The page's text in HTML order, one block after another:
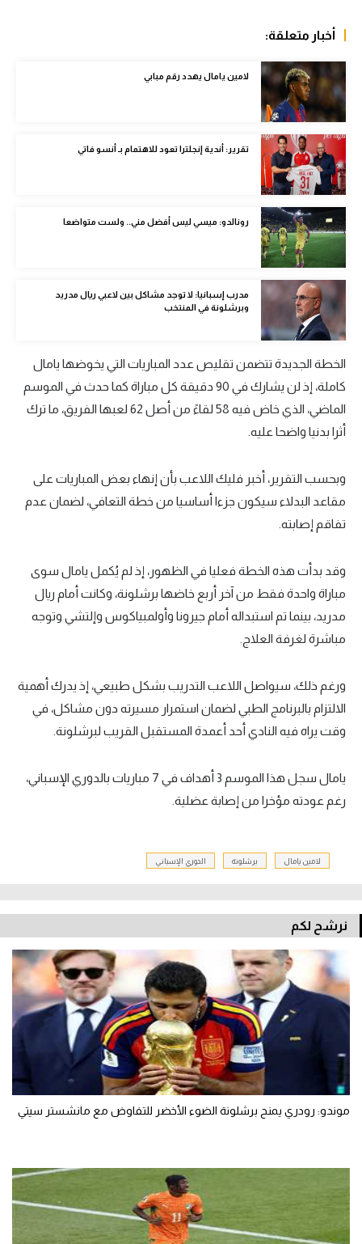
أقسام خاصة
ميركاتو
تحقيق في الجول
تقرير في الجول
تحليل في الجول
حكايات في الجول
كويز في الجول
أخبار متعلقة:
لامين يامال يهدد رقم مبابي
تقرير: أندية إنجلترا تعود للاهتمام بـ أنسو فاتي
رونالدو: ميسي ليس أفضل مني.. ولست متواضعا
مدرب إسبانيا: لا توجد مشاكل بين لاعبي ريال مدريد
وبرشلونة في المنتخب
الخطة الجديدة تتضمن تقليص عدد المباريات التي يخوضها يامال
كاملة، إذ لن يشارك في 90 دقيقة كل مباراة كما حدث في الموسم
الماضي، الذي خاض فيه 58 لقاءً من أصل 62 لعبها الفريق، ما ترك
أثرا بدنيا واضحا عليه.
وبحسب التقرير، أخبر فليك اللاعب بأن إنهاء بعض المباريات على
مقاعد البدلاء سيكون جزءا أساسيا من خطة التعافي، لضمان عدم
تفاقم إصابته.
وقد بدأت هذه الخطة فعليا في الظهور، إذ لم يُكمل يامال سوى
مباراة واحدة فقط من آخر أربع خاضها برشلونة، وكانت أمام ريال
مدريد، بينما تم استبداله أمام جيرونا وأولمبياكوس وإلتشي وتوجه
مباشرة لغرفة العلاج.
ورغم ذلك، سيواصل اللاعب التدريب بشكل طبيعي، إذ يدرك أهمية
الالتزام بالبرنامج الطبي لضمان استمرار مسيرته دون مشاكل، في
وقت يراه فيه النادي أحد أعمدة المستقبل القريب لبرشلونة.
يامال سجل هذا الموسم 3 أهداف في 7 مباريات بالدوري الإسباني،
رغم عودته مؤخرا من إصابة عضلية.
لامين يامال برشلونة الدوري الإسباني
نرشح لكم
موندو: رودري يمنح برشلونة الضوء الأخضر للتفاوض مع مانشستر سيتي